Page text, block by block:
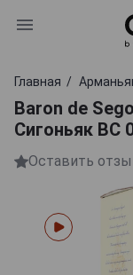
Главная
Baron de
Сигоньяк ВС
Оставить